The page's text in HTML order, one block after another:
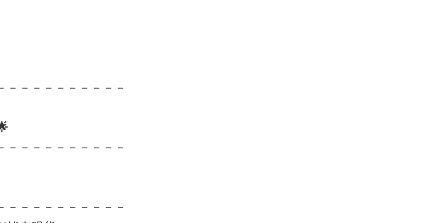
－－－－－－－－－
－－－－－－－－－
－－－－－－－－－